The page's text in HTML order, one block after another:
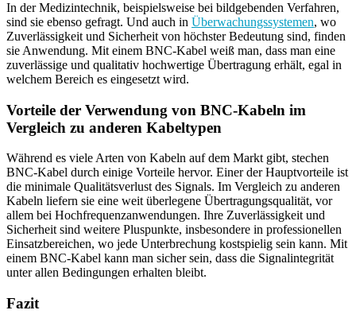
In der Medizintechnik, beispielsweise bei bildgebenden Verfahren,
sind sie ebenso gefragt. Und auch in Überwachungssystemen, wo
Zuverlässigkeit und Sicherheit von höchster Bedeutung sind, finden
sie Anwendung. Mit einem BNC-Kabel weiß man, dass man eine
zuverlässige und qualitativ hochwertige Übertragung erhält, egal in
welchem Bereich es eingesetzt wird.
Vorteile der Verwendung von BNC-Kabeln im
Vergleich zu anderen Kabeltypen
Während es viele Arten von Kabeln auf dem Markt gibt, stechen
BNC-Kabel durch einige Vorteile hervor. Einer der Hauptvorteile ist
die minimale Qualitätsverlust des Signals. Im Vergleich zu anderen
Kabeln liefern sie eine weit überlegene Übertragungsqualität, vor
allem bei Hochfrequenzanwendungen. Ihre Zuverlässigkeit und
Sicherheit sind weitere Pluspunkte, insbesondere in professionellen
Einsatzbereichen, wo jede Unterbrechung kostspielig sein kann. Mit
einem BNC-Kabel kann man sicher sein, dass die Signalintegrität
unter allen Bedingungen erhalten bleibt.
Fazit